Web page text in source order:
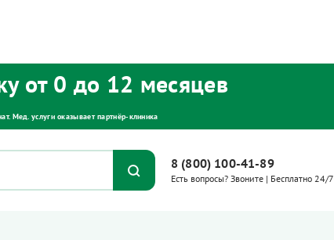
от 0 до 12 месяцев
Мед. услуги оказывает партнёр‑клиника
8 (800) 100-41-89
Есть вопросы? Звоните | Бесплатно 24/7